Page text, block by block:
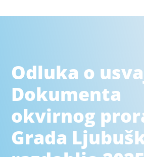
Odluka o
Dokumenta
okvirnog
Grada